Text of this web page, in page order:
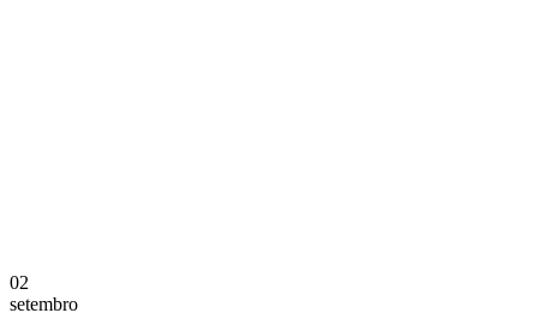
02
setembro